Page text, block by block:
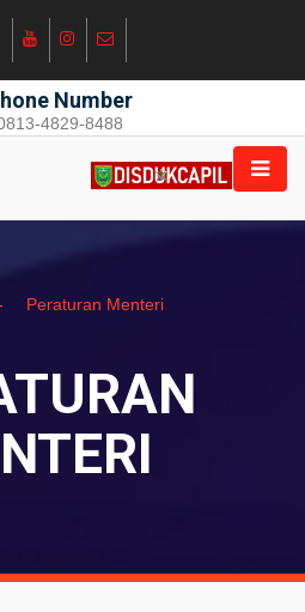
Number
4829-8488
Peraturan Menteri